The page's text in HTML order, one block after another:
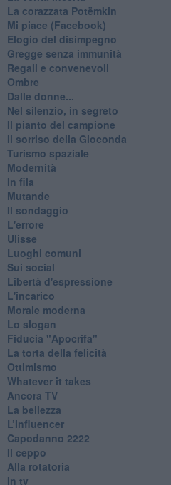
La corazzata Potëmkin
Mi piace (Facebook)
Elogio del disimpegno
Gregge senza immunità
Regali e convenevoli
Ombre
Dalle donne...
Nel silenzio, in segreto
Il pianto del campione
Il sorriso della Gioconda
Turismo spaziale
Modernità
In fila
Mutande
Il sondaggio
L'errore
Ulisse
Luoghi comuni
Sui social
Libertà d'espressione
L'incarico
Morale moderna
Lo slogan
Fiducia "Apocrifa"
La torta della felicità
Ottimismo
Whatever it takes
Ancora TV
La bellezza
L’Influencer
​Capodanno 2222
Il ceppo
Alla rotatoria
In tv